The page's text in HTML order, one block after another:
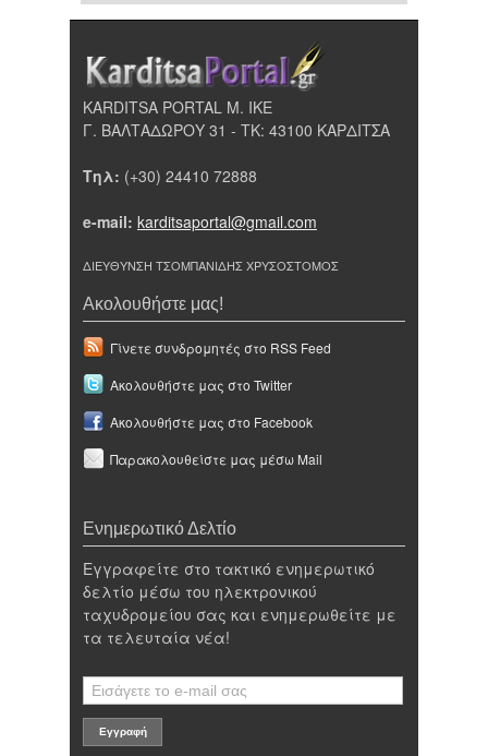
KARDITSA PORTAL Μ. ΙΚΕ
Γ. ΒΑΛΤΑΔΩΡΟΥ 31 - ΤΚ: 43100 ΚΑΡΔΙΤΣΑ
Τηλ: (+30) 24410 72888
e-mail: karditsaportal@gmail.com
ΔΙΕΥΘΥΝΣΗ ΤΣΟΜΠΑΝΙΔΗΣ ΧΡΥΣΟΣΤΟΜΟΣ
Ακολουθήστε μας!
Γίνετε συνδρομητές στο RSS Feed
Ακολουθήστε μας στο Twitter
Ακολουθήστε μας στο Facebook
Παρακολουθείστε μας μέσω Mail
Ενημερωτικό Δελτίο
Εγγραφείτε στο τακτικό ενημερωτικό
δελτίο μέσω του ηλεκτρονικού
ταχυδρομείου σας και ενημερωθείτε με
τα τελευταία νέα!